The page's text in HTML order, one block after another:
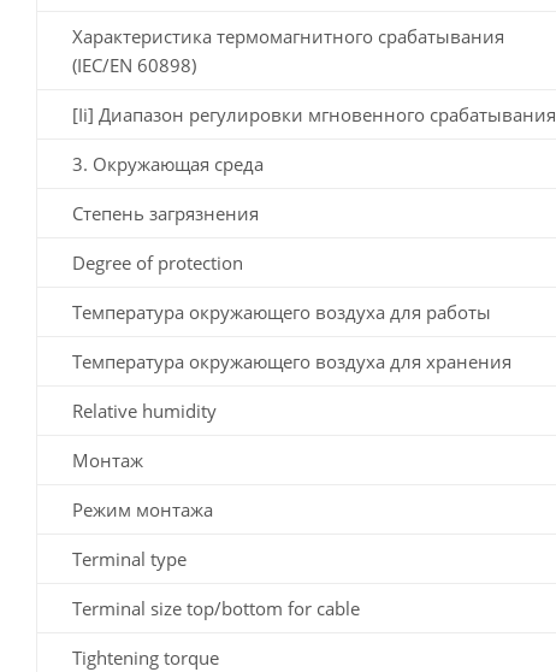
Характеристика термомагнитного срабатывания
(IEC/EN 60898)
[Ii] Диапазон регулировки мгновенного срабатывания
3. Окружающая среда
Степень загрязнения
Degree of protection
Температура окружающего воздуха для работы
Температура окружающего воздуха для хранения
Relative humidity
Монтаж
Режим монтажа
Terminal type
Terminal size top/bottom for cable
Tightening torque